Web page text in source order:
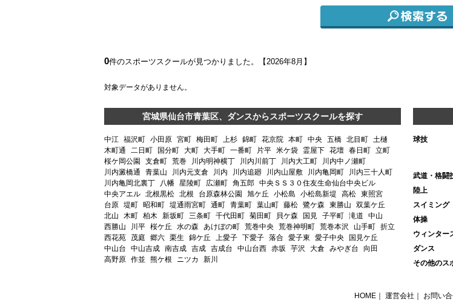
0件のスポーツスクールが見つかりました。【2026年8月】
対象データがありません。
宮城県仙台市青葉区、ダンスからスポーツスクールを探す
中江 福沢町 小田原 宮町 梅田町 上杉 錦町 花京院 本町 中央 五橋 北目町 土樋
木町通
二日町 国分町 大町 大手町 一番町 片平 米ケ袋 霊屋下 花壇 春日町 立町
桜ケ岡公園
支倉町 荒巻 川内明神横丁 川内川前丁 川内大工町
川内中ノ瀬町
川内澱橋通
青葉山 川内元支倉 川内 川内追廻 川内山屋敷 川内亀岡町
川内三十人町
川内亀岡北裏丁
八幡 星陵町 広瀬町 角五郎 中央ＳＳ３０住友生命仙台中央ビル
中央アエル 北根黒松 北根 台原森林公園 旭ケ丘 小松島 小松島新堤 高松 東照宮
台原 堤町 昭和町 堤通雨宮町 通町 青葉町 葉山町 藤松 鷺ケ森 東勝山
双葉ケ丘
北山
木町 柏木 新坂町 三条町 千代田町 菊田町 貝ケ森 国見 子平町 滝道
中山
西勝山
川平 桜ケ丘 水の森 あけぼの町 荒巻中央 荒巻神明町 荒巻本沢 山手町 折立
西花苑
茂庭 郷六 栗生 錦ケ丘 上愛子 下愛子 落合 愛子東 愛子中央
国見ケ丘
中山台
中山吉成 南吉成 吉成 吉成台 中山台西 赤坂 芋沢 大倉 みやぎ台
向田
高野原 作並 熊ケ根 ニツカ 新川
球技
武道・格闘
陸上
スイミング
体操
ウィンター
ダンス
その他のス
HOME 運営会社 お問い